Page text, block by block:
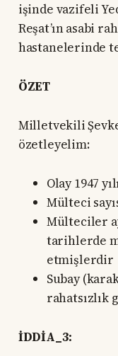
işinde vazifeli
Reşat’ın asabi
hastanelerinde
ÖZET
Milletvekili
özetleyelim:
Olay 1947
Mülteci
Mülteciler
tarihlerde
etmişlerdir
Subay
rahatsızlık
İDDİA_3: